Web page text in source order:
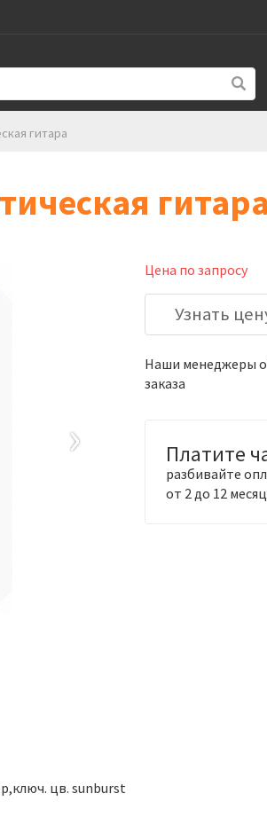
гитара
гитара
›
Цена по запросу
Узнать
Наши менеджеры
заказа
Платите
разбивайте
от 2 до 12
цв. sunburst